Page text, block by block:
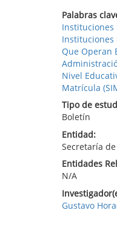
Palabras
Instituciones
Instituciones
Que Operan
Nivel
Matrícula
Tipo de
Boletín
Entidad:
Secretaría
Entidades
N/A
Gustavo